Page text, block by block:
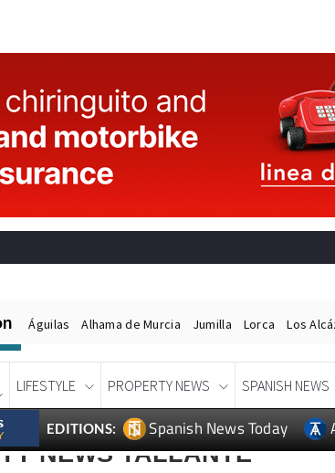
Águilas Alhama de Murcia Jumilla Lorca Los
LIFESTYLE PROPERTY NEWS SPANISH NEWS
EDITIONS: Spanish News Today
NEWS TALLANTE